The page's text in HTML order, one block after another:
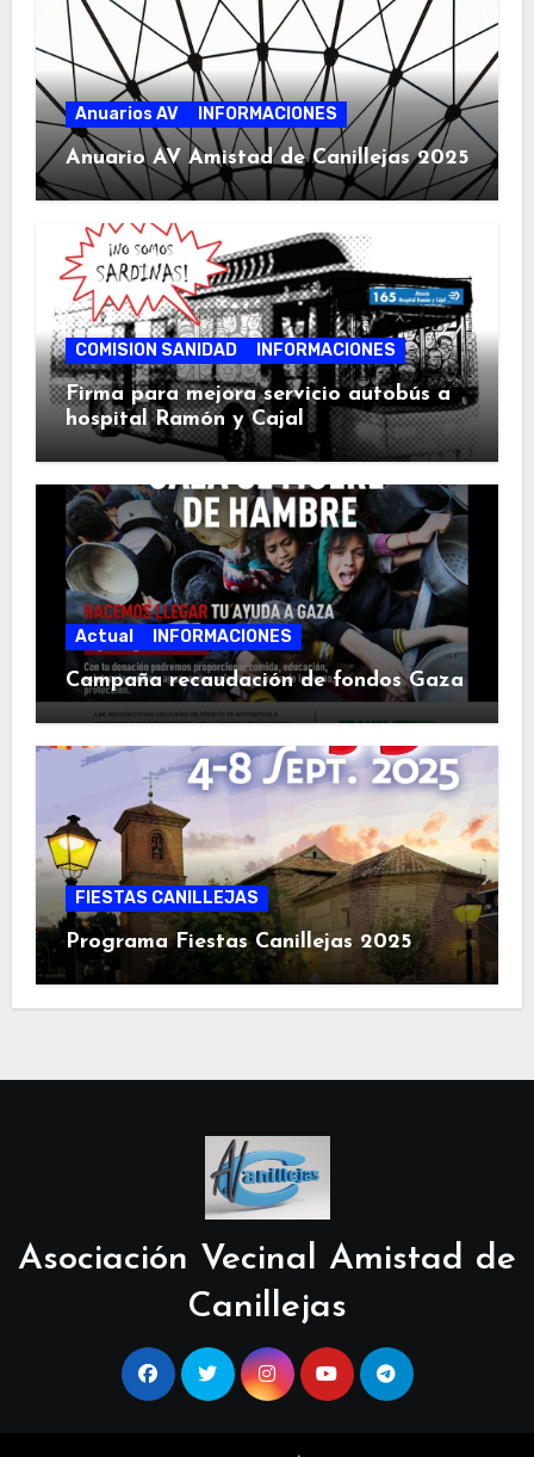
Anuarios AV INFORMACIONES
Anuario AV Amistad de Canillejas 2025
COMISION SANIDAD INFORMACIONES
Firma para mejora servicio autobús a
hospital Ramón y Cajal
Actual INFORMACIONES
Campaña recaudación de fondos Gaza
FIESTAS CANILLEJAS
Programa Fiestas Canillejas 2025
Asociación Vecinal Amistad de
Canillejas